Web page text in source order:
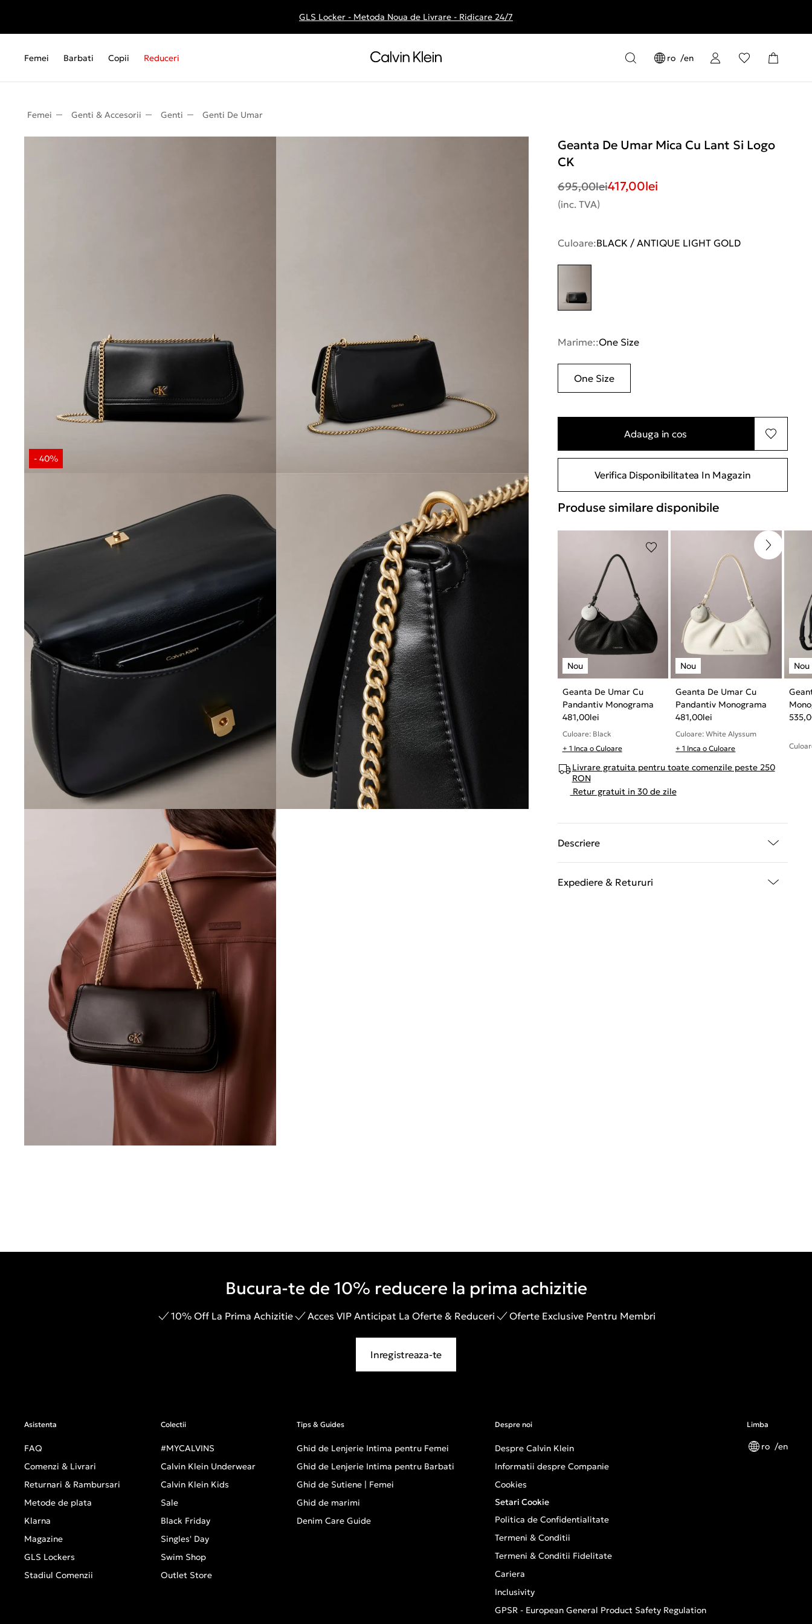
Livrare gratuita la comenzile de peste 250 RON
GLS Locker - Metoda Noua de Livrare - Ridicare 24/7
Femei Barbati Copii Reduceri ro en
Femei Genti & Accesorii Genti Genti De Umar
Geanta De Umar Mica Cu Lant Si Logo
CK
695,00lei417,00lei
(inc. TVA)
Culoare:BLACK / ANTIQUE LIGHT GOLD
Marime::One Size
One Size
Adauga in cos
Verifica Disponibilitatea In Magazin
Produse similare disponibile
Geanta De Umar Cu
Pandantiv Monograma
481,00lei
Culoare: Black
+ 1 Inca o Culoare
Geanta De Umar Cu
Pandantiv Monograma
481,00lei
Culoare: White Alyssum
+ 1 Inca o Culoare
Livrare gratuita pentru toate comenzile peste 250
RON
Retur gratuit in 30 de zile
Descriere
Expediere & Retururi
Bucura-te de 10% reducere la prima achizitie
10% Off La Prima Achizitie Acces VIP Anticipat La Oferte & Reduceri Oferte Exclusive Pentru Membri
Inregistreaza-te
Asistenta
FAQ
Comenzi & Livrari
Returnari & Rambursari
Metode de plata
Klarna
Magazine
GLS Lockers
Stadiul Comenzii
Colectii
#MYCALVINS
Calvin Klein Underwear
Calvin Klein Kids
Sale
Black Friday
Singles' Day
Swim Shop
Outlet Store
Tips & Guides
Ghid de Lenjerie Intima pentru Femei
Ghid de Lenjerie Intima pentru Barbati
Ghid de Sutiene | Femei
Ghid de marimi
Denim Care Guide
Despre noi
Despre Calvin Klein
Informatii despre Companie
Cookies
Setari Cookie
Politica de Confidentialitate
Termeni & Conditii
Termeni & Conditii Fidelitate
Cariera
Inclusivity
GPSR - European General Product Safety Regulation
Limba
ro en